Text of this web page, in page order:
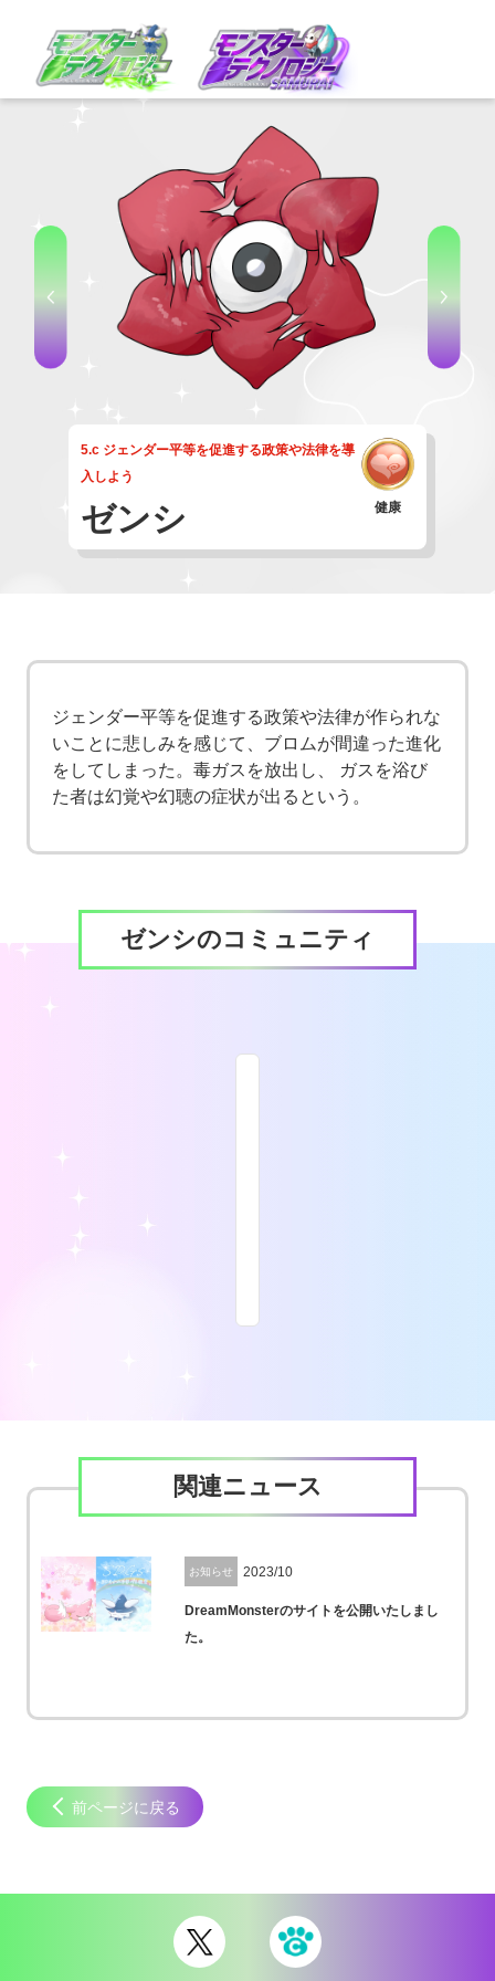
5.c ジェンダー平等を促進する政策や法律を導
入しよう
ゼンシ 健康
ジェンダー平等を促進する政策や法律が作られな
いことに悲しみを感じて、ブロムが間違った進化
をしてしまった。毒ガスを放出し、 ガスを浴び
た者は幻覚や幻聴の症状が出るという。
ゼンシのコミュニティ
関連ニュース
お知らせ 2023/10
DreamMonsterのサイトを公開いたしまし
た。
前ページに戻る